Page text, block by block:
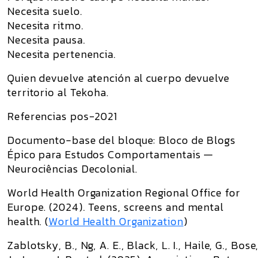
Necesita suelo.
Necesita ritmo.
Necesita pausa.
Necesita pertenencia.
Quien devuelve atención al cuerpo devuelve
territorio al Tekoha.
Referencias pos-2021
Documento-base del bloque: Bloco de Blogs
Épico para Estudos Comportamentais —
Neurociências Decolonial.
World Health Organization Regional Office for
Europe. (2024). Teens, screens and mental
health. (World Health Organization)
Zablotsky, B., Ng, A. E., Black, L. I., Haile, G., Bose,